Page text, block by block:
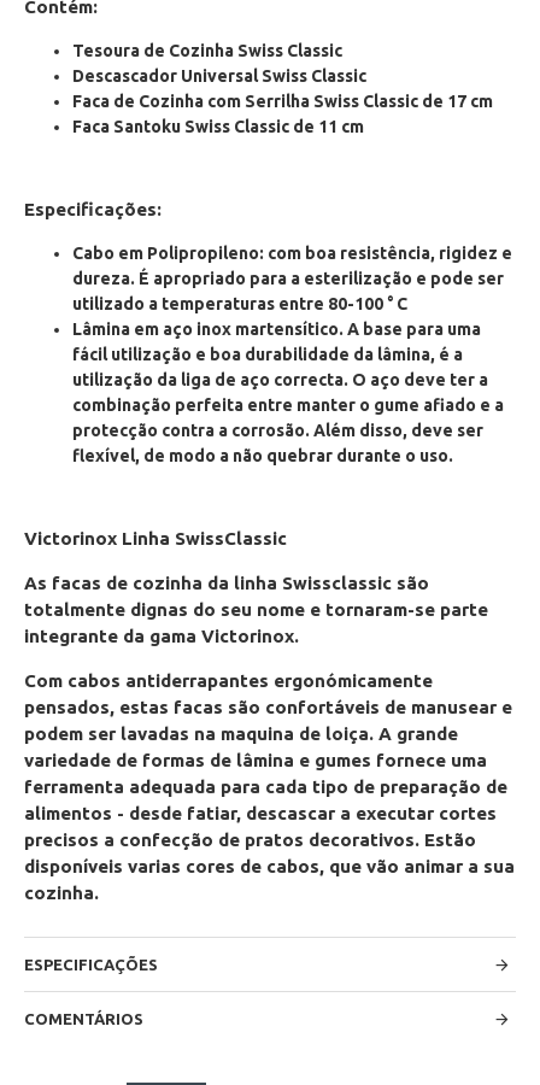
Contém:
Tesoura de Cozinha Swiss Classic
Descascador Universal Swiss Classic
Faca de Cozinha com Serrilha Swiss Classic de 17 cm
Faca Santoku Swiss Classic de 11 cm
Especificações:
Cabo em Polipropileno: com boa resistência, rigidez e
dureza. É apropriado para a esterilização e pode ser
utilizado a temperaturas entre 80-100 ° C
Lâmina em aço inox martensítico. A base para uma
fácil utilização e boa durabilidade da lâmina, é a
utilização da liga de aço correcta. O aço deve ter a
combinação perfeita entre manter o gume afiado e a
protecção contra a corrosão. Além disso, deve ser
flexível, de modo a não quebrar durante o uso.
Victorinox Linha SwissClassic
As facas de cozinha da linha Swissclassic são
totalmente dignas do seu nome e tornaram-se parte
integrante da gama Victorinox.
Com cabos antiderrapantes ergonómicamente
pensados, estas facas são confortáveis de manusear e
podem ser lavadas na maquina de loiça. A grande
variedade de formas de lâmina e gumes fornece uma
ferramenta adequada para cada tipo de preparação de
alimentos - desde fatiar, descascar a executar cortes
precisos a confecção de pratos decorativos. Estão
disponíveis varias cores de cabos, que vão animar a sua
cozinha.
ESPECIFICAÇÕES
COMENTÁRIOS